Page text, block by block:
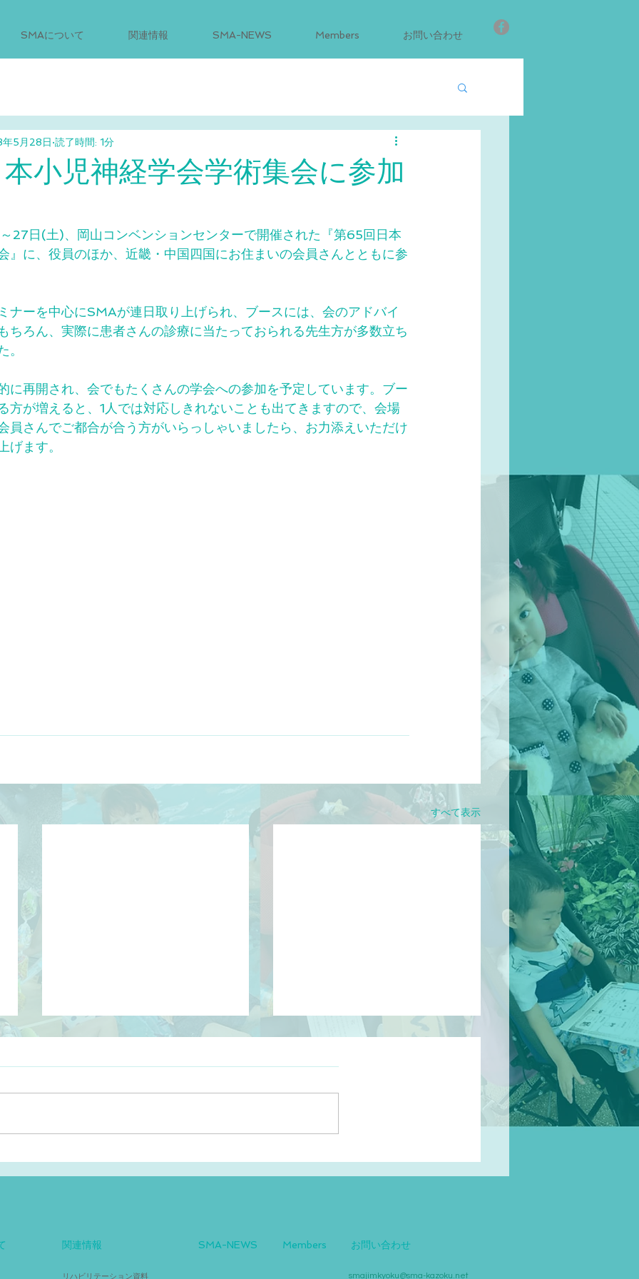
SMAについて 関連情報 SMA-NEWS Members お問い合わせ
小児神経学会学術集会に参加
5月28日 読了時間: 1分
27日(土)、岡山コンベンションセンターで開催された『第65回日本
』に、役員のほか、近畿・中国四国にお住まいの会員さんとともに参
ナーを中心にSMAが連日取り上げられ、ブースには、会のアドバイ
ちろん、実際に患者さんの診療に当たっておられる先生方が多数立ち
。
に再開され、会でもたくさんの学会への参加を予定しています。ブー
方が増えると、1人では対応しきれないことも出てきますので、会場
員さんでご都合が合う方がいらっしゃいましたら、お力添えいただけ
げます。
すべて表示
する特定臨床研究のお知らせ
6.6mLディスペンサー追加
関連情報 SMA-NEWS
リハビリテーション資料
Members お問い合わせ
smajimkyoku@sma-kazoku.net